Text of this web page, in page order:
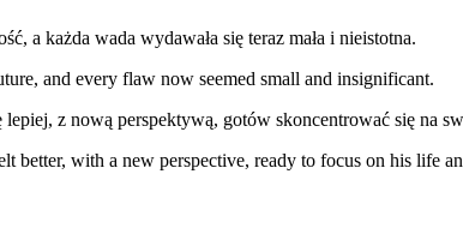
a każda wada wydawała się teraz mała i nieistotna.
and every flaw now seemed small and insignificant.
z nową perspektywą, gotów skoncentrować się na
better, with a new perspective, ready to focus on his life